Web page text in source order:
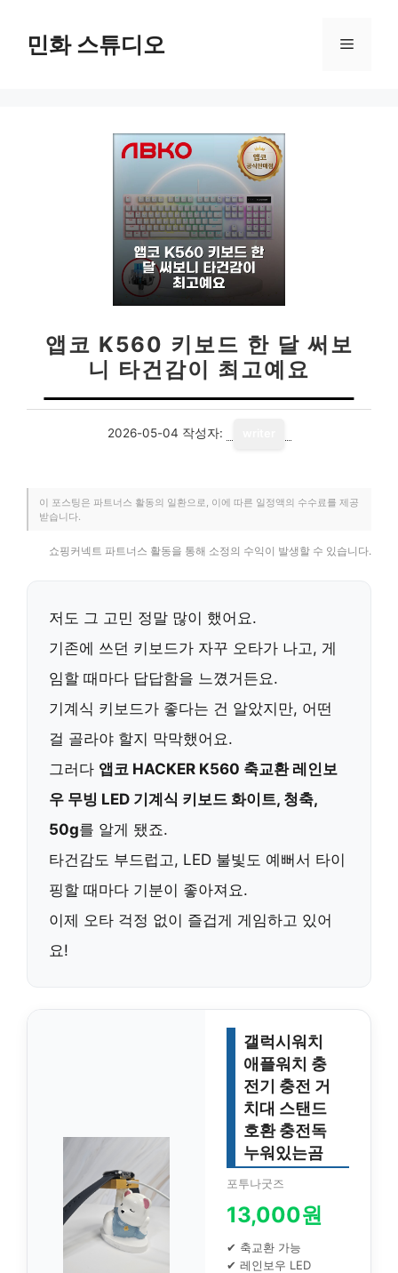
민화 스튜디오 메
앱코 K560 키보드 한 달 써보
니 타건감이 최고예요
2026-05-04 작성자:
이 포스팅은 파트너스 활동의 일환으로, 이에 따른 일정액의 수수료를 제공
받습니다.
쇼핑커넥트 파트너스 활동을 통해 소정의 수익이 발생할 수 있습니다.
저도 그 고민 정말 많이 했어요.
기존에 쓰던 키보드가 자꾸 오타가 나고, 게
임할 때마다 답답함을 느꼈거든요.
기계식 키보드가 좋다는 건 알았지만, 어떤
걸 골라야 할지 막막했어요.
그러다 앱코 HACKER K560 축교환 레인보
우 무빙 LED 기계식 키보드 화이트, 청축,
50g를 알게 됐죠.
타건감도 부드럽고, LED 불빛도 예뻐서 타이
핑할 때마다 기분이 좋아져요.
이제 오타 걱정 없이 즐겁게 게임하고 있어
요!
갤럭시워치
애플워치 충
전기 충전 거
치대 스탠드
호환 충전독
누워있는곰
포투나굿즈
13,000원
✔ 축교환 가능
✔ 레인보우 LED